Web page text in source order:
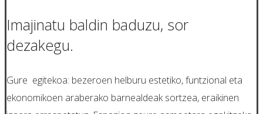
Imajinatu baldin baduzu, sor
dezakegu.
Gure egitekoa: bezeroen helburu estetiko, funtzional eta
ekonomikoen araberako barnealdeak sortzea, eraikinen